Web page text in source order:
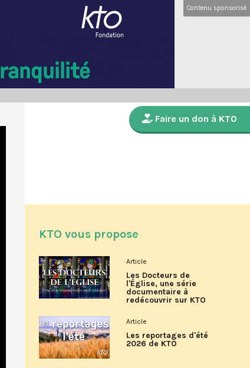
Contenu sponsorisé
Faire un don à KTO
KTO vous propose
Article
Les Docteurs de
l'Église, une série
documentaire à
redécouvrir sur KTO
Article
Les reportages d'été
2026 de KTO